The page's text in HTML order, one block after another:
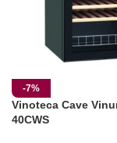
-7%
Vinoteca Cave
40CWS